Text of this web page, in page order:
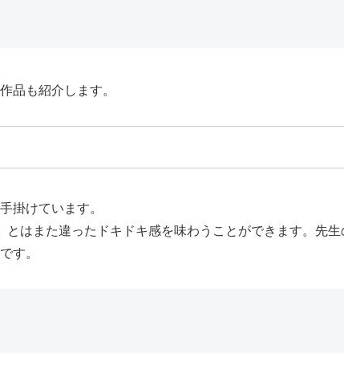
品も紹介します。
掛けています。
はまた違ったドキドキ感を味わうことができます。先
す。